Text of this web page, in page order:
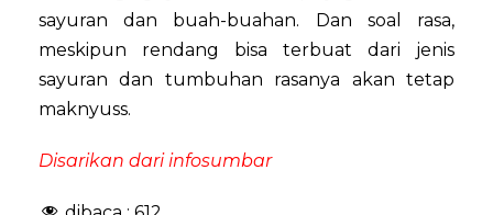
sayuran dan buah-buahan. Dan soal rasa,
meskipun rendang bisa terbuat dari jenis
sayuran dan tumbuhan rasanya akan tetap
maknyuss.
Disarikan dari infosumbar